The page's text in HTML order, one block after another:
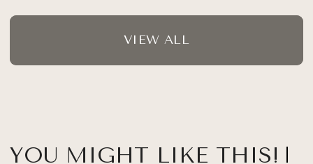
VIEW ALL
YOU MIGHT LIKE THIS!